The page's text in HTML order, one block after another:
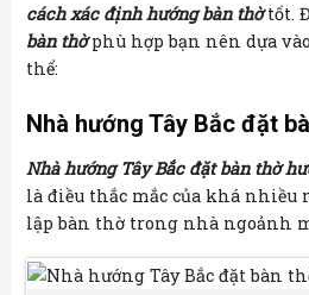
cách xác định hướng bàn thờtốt.
bàn thờphù hợp bạn nên dựa
thể:
Nhà hướng Tây Bắc đặt
Nhà hướng Tây Bắc đặt bàn thờ
là điều thắc mắc của khá
lập bàn thờ trong nhà ngoảnh